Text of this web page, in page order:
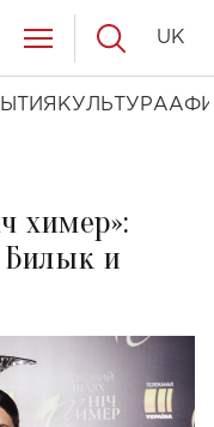
КУЛЬТУРА
UK
химер»:
Билык и